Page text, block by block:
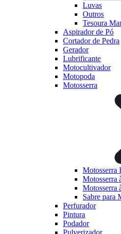
Luvas
Outros
Tesoura
Aspirador de Pó
Cortador de Pedra
Gerador
Lubrificante
Motocultivador
Motopoda
Motosserra
Motosserra
Motosserra
Motosserra
Sabre para
Perfurador
Pintura
Podador
Pulverizador